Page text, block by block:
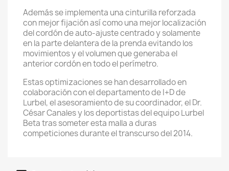
Además se implementa una cinturilla reforzada
con mejor fijación así como una mejor localización
del cordón de auto-ajuste centrado y solamente
en la parte delantera de la prenda evitando los
movimientos y el volumen que generaba el
anterior cordón en todo el perímetro.
Estas optimizaciones se han desarrollado en
colaboración con el departamento de I+D de
Lurbel, el asesoramiento de su coordinador, el Dr.
César Canales y los deportistas del equipo Lurbel
Beta tras someter esta malla a duras
competiciones durante el transcurso del 2014.